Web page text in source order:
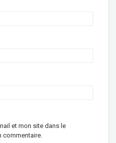
et mon site dans le
commentaire.